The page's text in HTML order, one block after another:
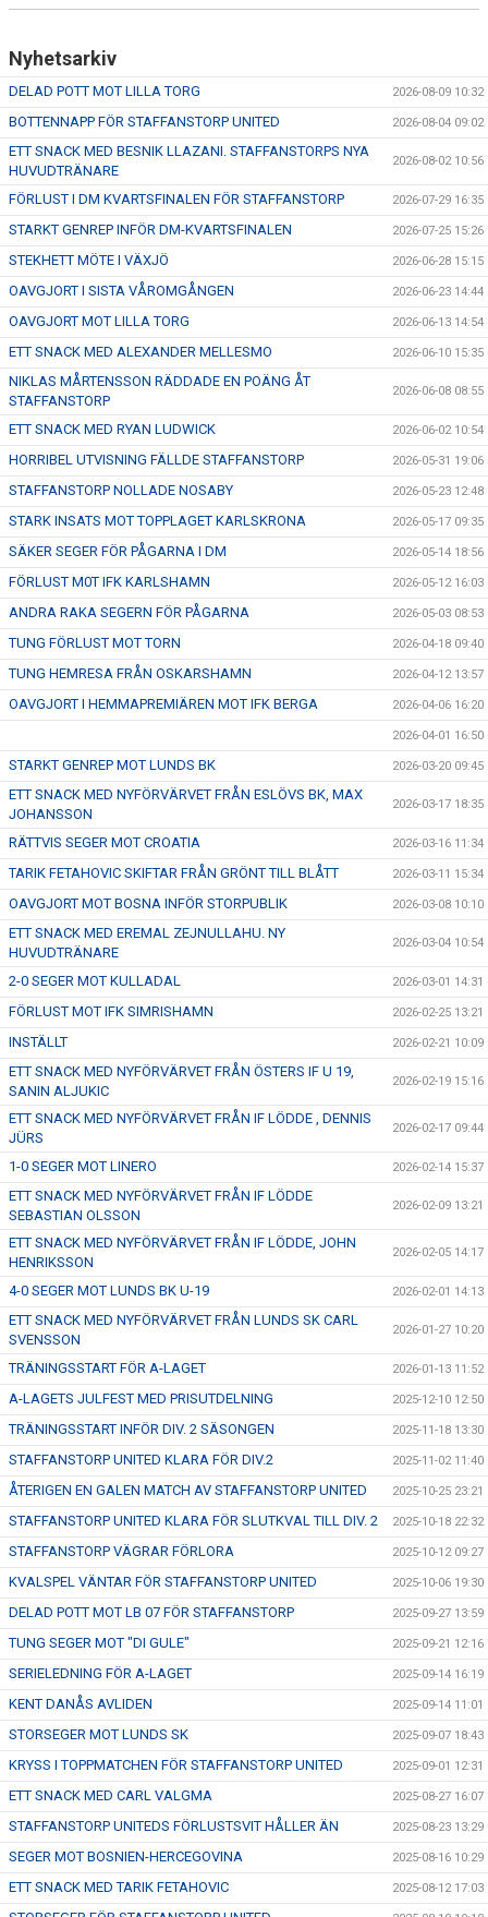
Nyhetsarkiv
DELAD POTT MOT LILLA TORG 2026-08-09 10:32
BOTTENNAPP FÖR STAFFANSTORP UNITED 2026-08-04 09:02
ETT SNACK MED BESNIK LLAZANI. STAFFANSTORPS NYA
HUVUDTRÄNARE
2026-08-02 10:56
FÖRLUST I DM KVARTSFINALEN FÖR STAFFANSTORP 2026-07-29 16:35
STARKT GENREP INFÖR DM-KVARTSFINALEN 2026-07-25 15:26
STEKHETT MÖTE I VÄXJÖ 2026-06-28 15:15
OAVGJORT I SISTA VÅROMGÅNGEN 2026-06-23 14:44
OAVGJORT MOT LILLA TORG 2026-06-13 14:54
ETT SNACK MED ALEXANDER MELLESMO 2026-06-10 15:35
NIKLAS MÅRTENSSON RÄDDADE EN POÄNG ÅT
STAFFANSTORP
2026-06-08 08:55
ETT SNACK MED RYAN LUDWICK 2026-06-02 10:54
HORRIBEL UTVISNING FÄLLDE STAFFANSTORP 2026-05-31 19:06
STAFFANSTORP NOLLADE NOSABY 2026-05-23 12:48
STARK INSATS MOT TOPPLAGET KARLSKRONA 2026-05-17 09:35
SÄKER SEGER FÖR PÅGARNA I DM 2026-05-14 18:56
FÖRLUST M0T IFK KARLSHAMN 2026-05-12 16:03
ANDRA RAKA SEGERN FÖR PÅGARNA 2026-05-03 08:53
TUNG FÖRLUST MOT TORN 2026-04-18 09:40
TUNG HEMRESA FRÅN OSKARSHAMN 2026-04-12 13:57
OAVGJORT I HEMMAPREMIÄREN MOT IFK BERGA 2026-04-06 16:20
2026-04-01 16:50
STARKT GENREP MOT LUNDS BK 2026-03-20 09:45
ETT SNACK MED NYFÖRVÄRVET FRÅN ESLÖVS BK, MAX
JOHANSSON
2026-03-17 18:35
RÄTTVIS SEGER MOT CROATIA 2026-03-16 11:34
TARIK FETAHOVIC SKIFTAR FRÅN GRÖNT TILL BLÅTT 2026-03-11 15:34
OAVGJORT MOT BOSNA INFÖR STORPUBLIK 2026-03-08 10:10
ETT SNACK MED EREMAL ZEJNULLAHU. NY
HUVUDTRÄNARE
2026-03-04 10:54
2-0 SEGER MOT KULLADAL 2026-03-01 14:31
FÖRLUST MOT IFK SIMRISHAMN 2026-02-25 13:21
INSTÄLLT 2026-02-21 10:09
ETT SNACK MED NYFÖRVÄRVET FRÅN ÖSTERS IF U 19,
SANIN ALJUKIC
2026-02-19 15:16
ETT SNACK MED NYFÖRVÄRVET FRÅN IF LÖDDE , DENNIS
JÜRS
2026-02-17 09:44
1-0 SEGER MOT LINERO 2026-02-14 15:37
ETT SNACK MED NYFÖRVÄRVET FRÅN IF LÖDDE
SEBASTIAN OLSSON
2026-02-09 13:21
ETT SNACK MED NYFÖRVÄRVET FRÅN IF LÖDDE, JOHN
HENRIKSSON
2026-02-05 14:17
4-0 SEGER MOT LUNDS BK U-19 2026-02-01 14:13
ETT SNACK MED NYFÖRVÄRVET FRÅN LUNDS SK CARL
SVENSSON
2026-01-27 10:20
TRÄNINGSSTART FÖR A-LAGET 2026-01-13 11:52
A-LAGETS JULFEST MED PRISUTDELNING 2025-12-10 12:50
TRÄNINGSSTART INFÖR DIV. 2 SÄSONGEN 2025-11-18 13:30
STAFFANSTORP UNITED KLARA FÖR DIV.2 2025-11-02 11:40
ÅTERIGEN EN GALEN MATCH AV STAFFANSTORP UNITED 2025-10-25 23:21
STAFFANSTORP UNITED KLARA FÖR SLUTKVAL TILL DIV. 2 2025-10-18 22:32
STAFFANSTORP VÄGRAR FÖRLORA 2025-10-12 09:27
KVALSPEL VÄNTAR FÖR STAFFANSTORP UNITED 2025-10-06 19:30
DELAD POTT MOT LB 07 FÖR STAFFANSTORP 2025-09-27 13:59
TUNG SEGER MOT "DI GULE" 2025-09-21 12:16
SERIELEDNING FÖR A-LAGET 2025-09-14 16:19
KENT DANÅS AVLIDEN 2025-09-14 11:01
STORSEGER MOT LUNDS SK 2025-09-07 18:43
KRYSS I TOPPMATCHEN FÖR STAFFANSTORP UNITED 2025-09-01 12:31
ETT SNACK MED CARL VALGMA 2025-08-27 16:07
STAFFANSTORP UNITEDS FÖRLUSTSVIT HÅLLER ÄN 2025-08-23 13:29
SEGER MOT BOSNIEN-HERCEGOVINA 2025-08-16 10:29
ETT SNACK MED TARIK FETAHOVIC 2025-08-12 17:03